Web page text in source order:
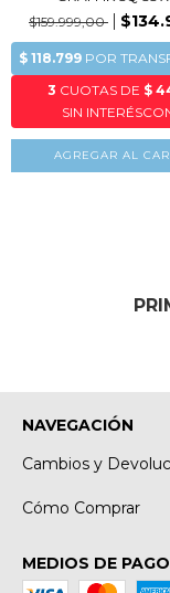
$159.999,00
AGREGAR AL
NAVEGACIÓN
Cambios y
Cómo Comprar
MEDIOS DE PAGO